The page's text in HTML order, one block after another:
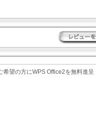
希望の方にWPS Office2を無料進呈